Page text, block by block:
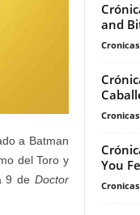
a Batman
del Toro y
9 de Doctor
and
You